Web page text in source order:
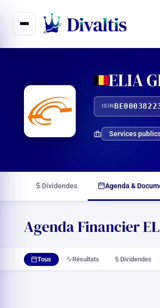
contenu
ELIA
ISIN
Services
Dividendes Agenda &
Agenda Financier
Tous Résultats Dividendes